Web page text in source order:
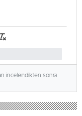
incelendikten sonra